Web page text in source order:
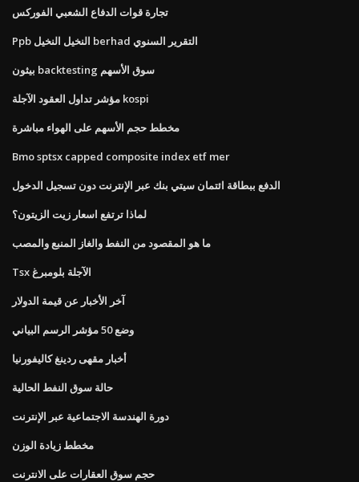
تجارة قوات الدفاع الشعبي الفوركس
Ppb النخيل النخيل berhad التقرير السنوي
بيثون backtesting سوق الأسهم
مؤشر تداول العقود الآجلة kospi
مخطط حجم الأسهم على الهواء مباشرة
Bmo sptsx capped composite index etf mer
الدفع ببطاقة ائتمان سيتي بنك عبر الإنترنت دون تسجيل الدخول
لماذا ترتفع اسعار زيت الزيتون؟
ما هو المقصود من النفط والغاز المنبع والمصب
Tsx الآجلة بلومبرغ
آخر الأخبار عن قيمة الدولار
وضع 50 مؤشر الرسم البياني
أخبار مقهى ردينغ كاليفورنيا
حالة سوق النفط الحالية
دورة الهندسة الاجتماعية عبر الإنترنت
مخطط زيادة الوزن
حجم سوق العقارات على الانترنت